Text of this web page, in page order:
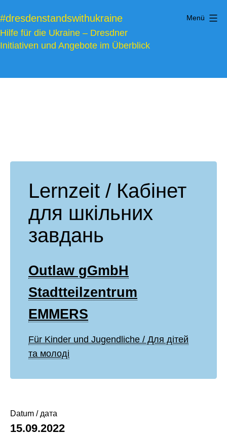
Inhalt
springen
#dresdenstandswithukraine
Hilfe für die Ukraine – Dresdner
Initiativen und Angebote im Überblick
Menü
Lernzeit / Кабінет
для шкільних
завдань
Outlaw gGmbH
Stadtteilzentrum
EMMERS
Für Kinder und Jugendliche / Для дітей
та молоді
Datum / дата
15.09.2022